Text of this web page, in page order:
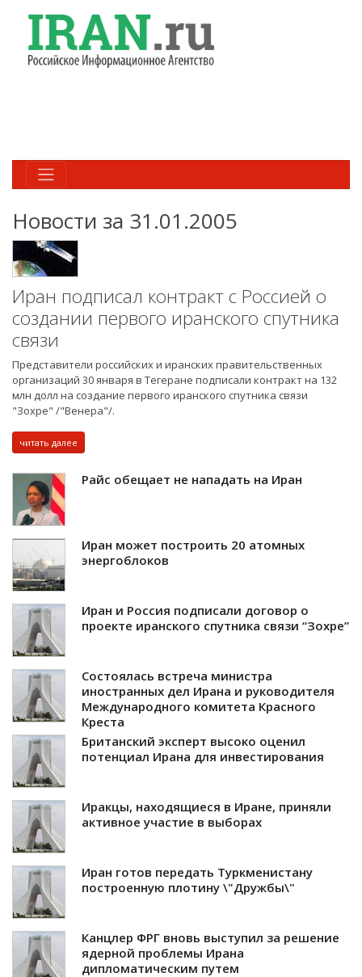
Новости за 31.01.2005
Иран подписал контракт с Россией о
создании первого иранского спутника
связи
Представители российских и иранских правительственных
организаций 30 января в Тегеране подписали контракт на 132
млн долл на создание первого иранского спутника связи
"Зохре" /"Венера"/.
читать далее
Райс обещает не нападать на Иран
Иран может построить 20 атомных
энергоблоков
Иран и Россия подписали договор о
проекте иранского спутника связи “Зохре”
Состоялась встреча министра
иностранных дел Ирана и руководителя
Международного комитета Красного
Креста
Британский эксперт высоко оценил
потенциал Ирана для инвестирования
Иракцы, находящиеся в Иране, приняли
активное участие в выборах
Иран готов передать Туркменистану
построенную плотину \"Дружбы\"
Канцлер ФРГ вновь выступил за решение
ядерной проблемы Ирана
дипломатическим путем